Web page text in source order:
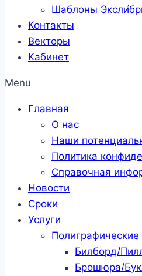
Шаблоны
Контакты
Векторы
Кабинет
Menu
Главная
О нас
Наши
Политика
Справочная
Новости
Сроки
Услуги
Полиграфические
Билборд/
Брошюра/